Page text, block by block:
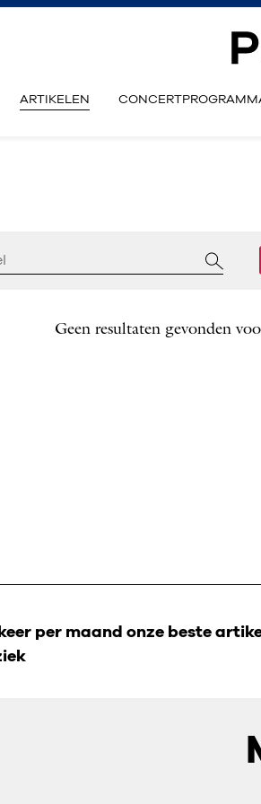
ARTIKELEN
Geen resultaten gevonden
per maand onze beste